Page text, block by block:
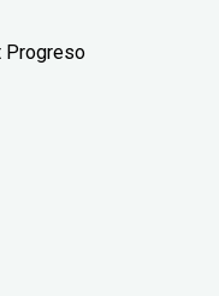
Progreso